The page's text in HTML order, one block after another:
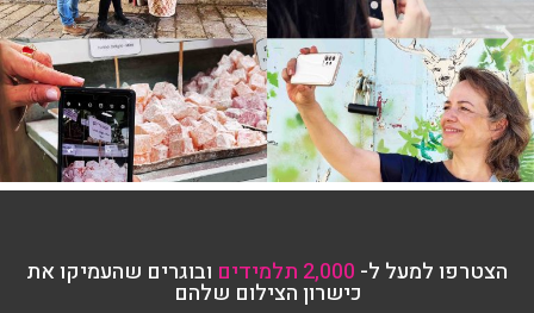
הצטרפו למעל ל- 2,000 תלמידים ובוגרים שהעמיקו את
כישרון הצילום שלהם